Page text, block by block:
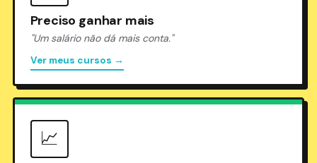
Preciso ganhar mais
"Um salário não dá mais conta."
Ver meus cursos →
📈